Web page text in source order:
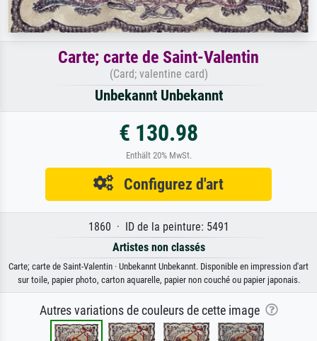
Carte; carte de Saint-Valentin
(Card; valentine card)
Unbekannt Unbekannt
€ 130.98
Enthält 20% MwSt.
Configurez d'art
1860 · ID de la peinture: 5491
Artistes non classés
Carte; carte de Saint-Valentin · Unbekannt Unbekannt. Disponible en impression d'art
sur toile, papier photo, carton aquarelle, papier non couché ou papier japonais.
Autres variations de couleurs de cette image